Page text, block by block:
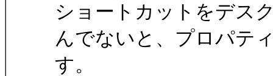
ショートカットをデス
んでないと、プロパテ
す。